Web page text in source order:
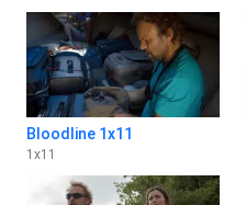
Bloodline 1x11
1 x11